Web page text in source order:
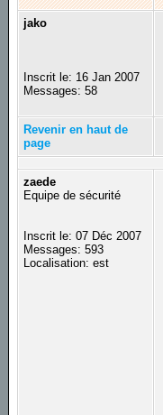
jako
Inscrit le: 16 Jan 2007
Messages: 58
Revenir en haut de
page
zaede
Equipe de sécurité
Inscrit le: 07 Déc 2007
Messages: 593
Localisation: est